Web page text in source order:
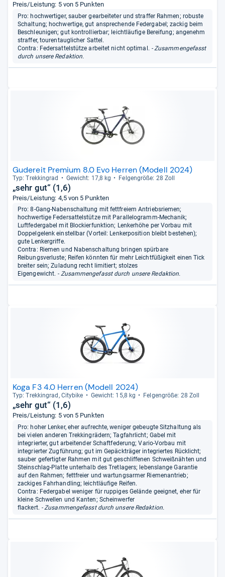
Preis/Leistung: 5 von 5 Punkten
Pro: hochwertiger, sauber gearbeiteter und straffer Rahmen; robuste
Schaltung; hochwertige, gut ansprechende Federgabel; zackig beim
Beschleunigen; gut kontrollierbar; leichtläufige Bereifung; angenehm
straffer, tourentauglicher Sattel.
Contra: Federsattelstütze arbeitet nicht optimal. - Zusammengefasst
durch unsere Redaktion.
Gudereit Premium 8.0 Evo Herren (Modell 2024)
Typ: Trek­kin­grad Gewicht: 17,8 kg Fel­gen­größe: 28 Zoll
„sehr gut“ (1,6)
Preis/Leistung: 4,5 von 5 Punkten
Pro: 8-Gang-Nabenschaltung mit fettfreiem Antriebsriemen;
hochwertige Federsattelstütze mit Parallelogramm-Mechanik;
Luftfedergabel mit Blockierfunktion; Lenkerhöhe per Vorbau mit
Doppelgelenk einstellbar (Vorteil: Lenkerposition bleibt bestehen);
gute Lenkergriffe.
Contra: Riemen und Nabenschaltung bringen spürbare
Reibungsverluste; Reifen könnten für mehr Leichtfüßigkeit einen Tick
breiter sein; Zuladung recht limitiert; stolzes
Eigengewicht. - Zusammengefasst durch unsere Redaktion.
Koga F3 4.0 Herren (Modell 2024)
Typ: Trek­kin­grad, City­bike Gewicht: 15,8 kg Fel­gen­größe: 28 Zoll
„sehr gut“ (1,6)
Preis/Leistung: 5 von 5 Punkten
Pro: hoher Lenker, eher aufrechte, weniger gebeugte Sitzhaltung als
bei vielen anderen Trekkingrädern; Tagfahrlicht; Gabel mit
integrierter, gut arbeitender Schaftfederung; Vario-Vorbau mit
integrierter Zugführung; gut im Gepäckträger integriertes Rücklicht;
sauber gefertigter Rahmen mit gut geschliffenen Schweißnähten und
Steinschlag-Platte unterhalb des Tretlagers; lebenslange Garantie
auf den Rahmen; fettfreier und wartungsarmer Riemenantrieb;
zackiges Fahrhandling; leichtläufige Reifen.
Contra: Federgabel weniger für ruppiges Gelände geeignet, eher für
kleine Schwellen und Kanten; Scheinwerfer
flackert. - Zusammengefasst durch unsere Redaktion.